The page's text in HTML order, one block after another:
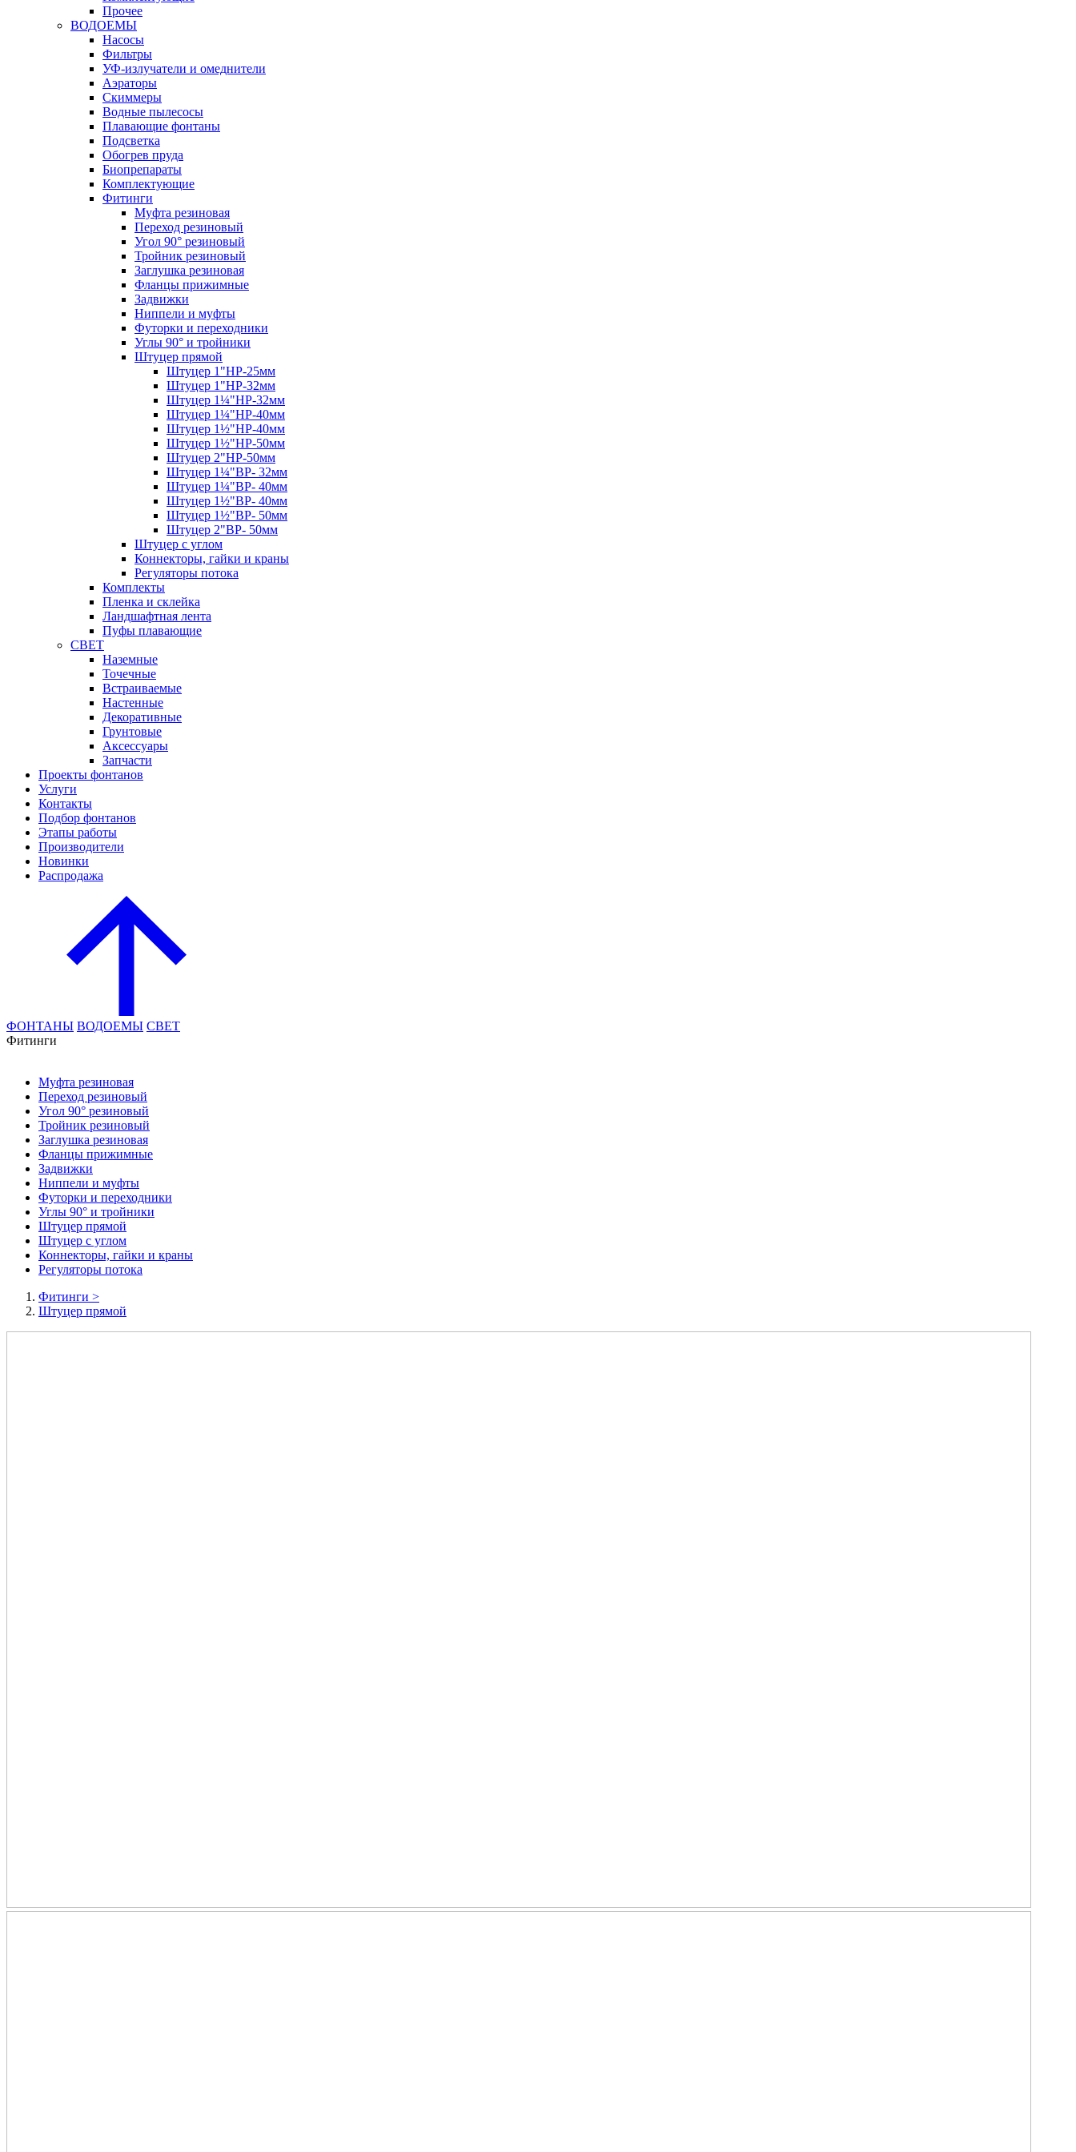
Прочее
ВОДОЕМЫ
Насосы
Фильтры
УФ-излучатели и омеднители
Аэраторы
Cкиммеры
Водные пылесосы
Плавающие фонтаны
Подсветка
Обогрев пруда
Биопрепараты
Комплектующие
Фитинги
Муфта резиновая
Переход резиновый
Угол 90° резиновый
Тройник резиновый
Заглушка резиновая
Фланцы прижимные
Задвижки
Ниппели и муфты
Футорки и переходники
Углы 90° и тройники
Штуцер прямой
Штуцер 1"НР-25мм
Штуцер 1"НР-32мм
Штуцер 1¼"НР-32мм
Штуцер 1¼"НР-40мм
Штуцер 1½"НР-40мм
Штуцер 1½"НР-50мм
Штуцер 2"НР-50мм
Штуцер 1¼"ВР- 32мм
Штуцер 1¼"ВР- 40мм
Штуцер 1½"ВР- 40мм
Штуцер 1½"ВР- 50мм
Штуцер 2"ВР- 50мм
Штуцер с углом
Коннекторы, гайки и краны
Регуляторы потока
Комплекты
Пленка и склейка
Ландшафтная лента
Пуфы плавающие
СВЕТ
Наземные
Точечные
Встраиваемые
Настенные
Декоративные
Грунтовые
Аксессуары
Запчасти
Проекты фонтанов
Услуги
Контакты
Подбор фонтанов
Этапы работы
Производители
Новинки
Распродажа
ФОНТАНЫ ВОДОЕМЫ СВЕТ
Фитинги
Муфта резиновая
Переход резиновый
Угол 90° резиновый
Тройник резиновый
Заглушка резиновая
Фланцы прижимные
Задвижки
Ниппели и муфты
Футорки и переходники
Углы 90° и тройники
Штуцер прямой
Штуцер с углом
Коннекторы, гайки и краны
Регуляторы потока
Фитинги >
Штуцер прямой